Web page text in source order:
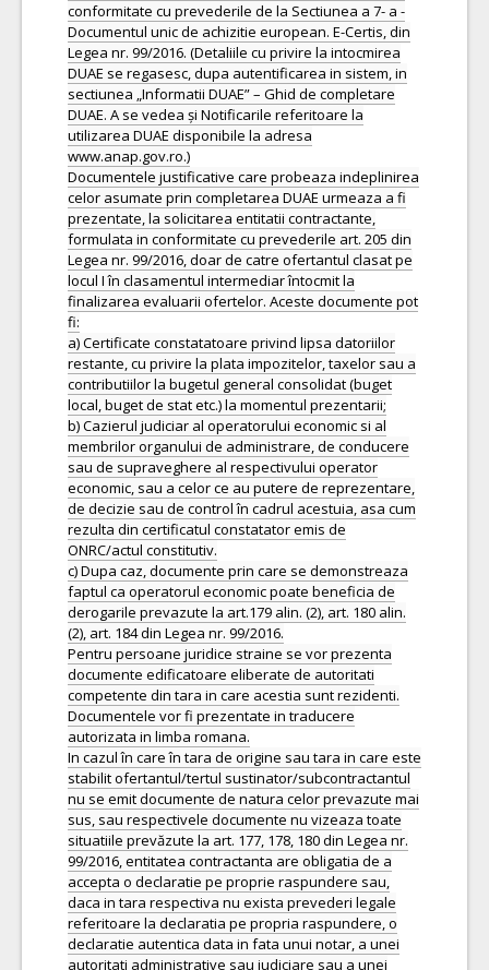
conformitate cu prevederile de la Sectiunea a 7- a -
Documentul unic de achizitie european. E-Certis, din
Legea nr. 99/2016. (Detaliile cu privire la intocmirea
DUAE se regasesc, dupa autentificarea in sistem, in
sectiunea „Informatii DUAE” – Ghid de completare
DUAE. A se vedea și Notificarile referitoare la
utilizarea DUAE disponibile la adresa
www.anap.gov.ro.)
Documentele justificative care probeaza indeplinirea
celor asumate prin completarea DUAE urmeaza a fi
prezentate, la solicitarea entitatii contractante,
formulata in conformitate cu prevederile art. 205 din
Legea nr. 99/2016, doar de catre ofertantul clasat pe
locul I în clasamentul intermediar întocmit la
finalizarea evaluarii ofertelor. Aceste documente pot
fi:
a) Certificate constatatoare privind lipsa datoriilor
restante, cu privire la plata impozitelor, taxelor sau a
contributiilor la bugetul general consolidat (buget
local, buget de stat etc.) la momentul prezentarii;
b) Cazierul judiciar al operatorului economic si al
membrilor organului de administrare, de conducere
sau de supraveghere al respectivului operator
economic, sau a celor ce au putere de reprezentare,
de decizie sau de control în cadrul acestuia, asa cum
rezulta din certificatul constatator emis de
ONRC/actul constitutiv.
c) Dupa caz, documente prin care se demonstreaza
faptul ca operatorul economic poate beneficia de
derogarile prevazute la art.179 alin. (2), art. 180 alin.
(2), art. 184 din Legea nr. 99/2016.
Pentru persoane juridice straine se vor prezenta
documente edificatoare eliberate de autoritati
competente din tara in care acestia sunt rezidenti.
Documentele vor fi prezentate in traducere
autorizata in limba romana.
In cazul în care în tara de origine sau tara in care este
stabilit ofertantul/tertul sustinator/subcontractantul
nu se emit documente de natura celor prevazute mai
sus, sau respectivele documente nu vizeaza toate
situatiile prevăzute la art. 177, 178, 180 din Legea nr.
99/2016, entitatea contractanta are obligatia de a
accepta o declaratie pe proprie raspundere sau,
daca in tara respectiva nu exista prevederi legale
referitoare la declaratia pe propria raspundere, o
declaratie autentica data in fata unui notar, a unei
autoritati administrative sau judiciare sau a unei